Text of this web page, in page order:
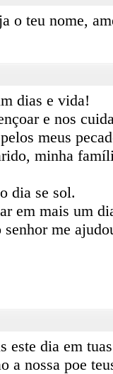
o teu nome,
dias e vida!
e nos
meus
minha
dia se sol.
em mais um
me
este dia em
a nossa poe